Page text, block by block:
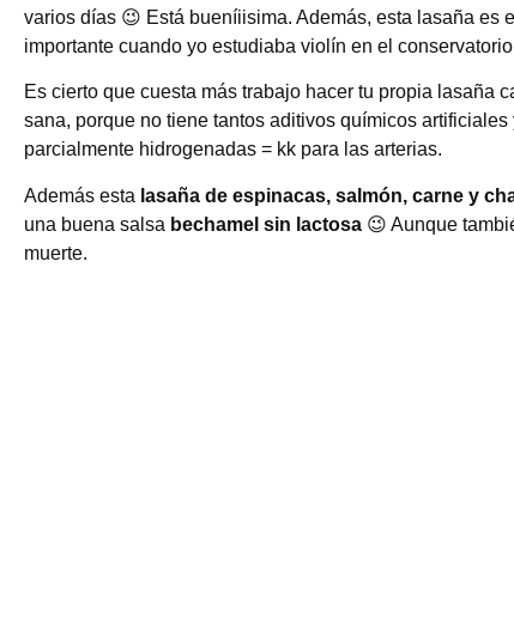
varios días 😉 Está bueníiisima. Además, esta lasaña es
importante cuando yo estudiaba violín en el
Es cierto que cuesta más trabajo hacer tu propia lasaña
sana, porque no tiene tantos aditivos químicos
parcialmente hidrogenadas = kk para las arterias.
Además esta lasaña de espinacas, salmón, carne y
una buena salsa bechamel sin lactosa 😉 Aunque
muerte.